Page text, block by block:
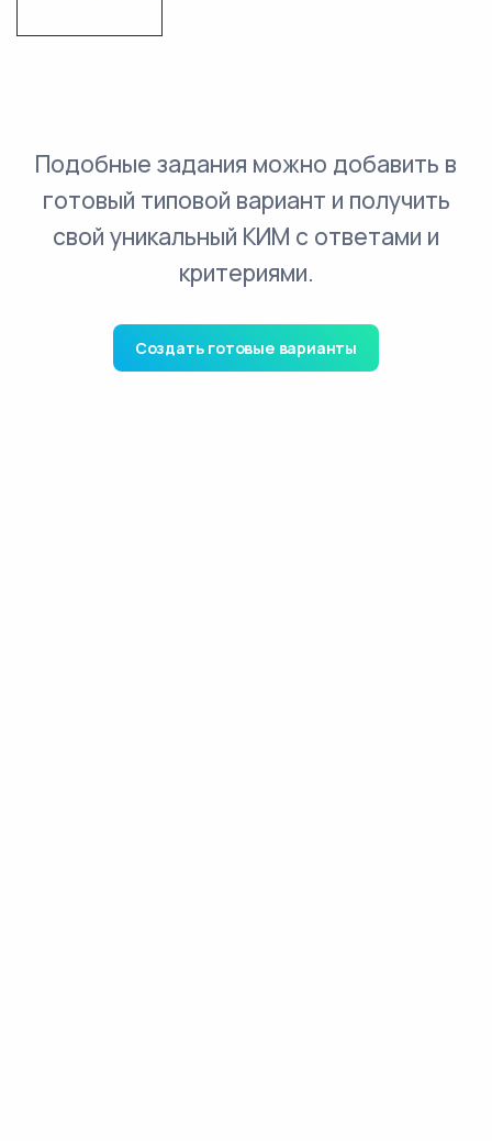
Подобные задания можно добавить в
готовый типовой вариант и получить
свой уникальный КИМ с ответами и
критериями.
Создать готовые варианты